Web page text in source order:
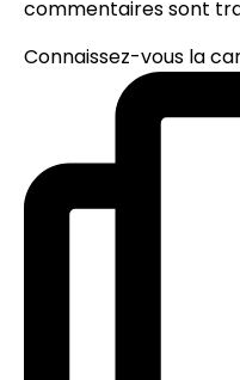
commentaires sont
Connaissez-vous la